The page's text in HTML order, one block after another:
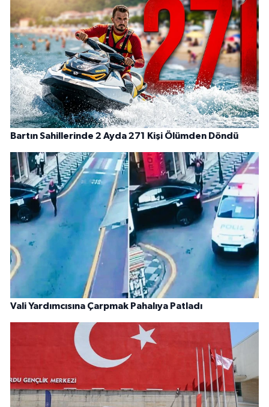
Bartın Sahillerinde 2 Ayda 271 Kişi Ölümden Döndü
Vali Yardımcısına Çarpmak Pahalıya Patladı